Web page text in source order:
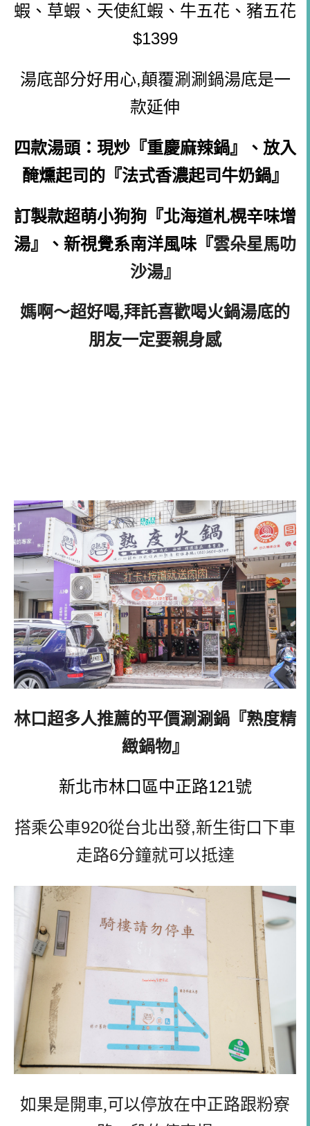
蝦、草蝦、天使紅蝦、牛五花、豬五花
$1399
湯底部分好用心,顛覆涮涮鍋湯底是一
款延伸
四款湯頭：現炒『重慶麻辣鍋』、放入
醃燻起司的『法式香濃起司牛奶鍋』
訂製款超萌小狗狗『北海道札榥辛味增
湯』、新視覺系南洋風味『雲朵星馬叻
沙湯』
媽啊～超好喝,拜託喜歡喝火鍋湯底的
朋友一定要親身感
林口超多人推薦的平價涮涮鍋 『熟度精
緻鍋物』
新北市林口區中正路121號
搭乘公車920從台北出發,新生街口下車
走路6分鐘就可以抵達
如果是開車,可以停放在中正路跟粉寮